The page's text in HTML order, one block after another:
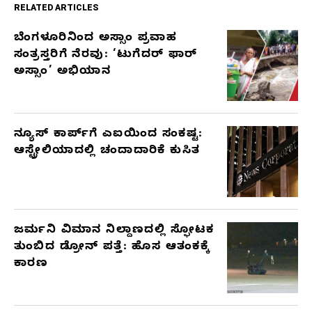
RELATED ARTICLES
RELATED
ARTICLES
ಬೆಂಗಳೂರಿನಿಂದ ಅಸ್ಸಾಂ ಪ್ರವಾಹ
ಸಂತ್ರಸ್ತರಿಗೆ ನೆರವು: ‘ಟುಗೆದರ್ ಫಾರ್
ಅಸ್ಸಾಂ’ ಅಭಿಯಾನ
ನ್ಯೂಸ್ ಕಾರ್ಪ್‌ಗೆ ಎಐಯಿಂದ ಸಂಕಷ್ಟ:
ಆಸ್ಟ್ರೇಲಿಯಾದಲ್ಲಿ ಚಂದಾದಾರಿಕೆ ಕುಸಿತ
ಜರ್ಮನಿ ವಿಮಾನ ನಿಲ್ದಾಣದಲ್ಲಿ ಸ್ಫೋಟಕ
ತುಂಬಿದ ಡ್ರೋನ್ ಪತ್ತೆ: ಹೊಸ ಆತಂಕಕ್ಕೆ
ಕಾರಣ